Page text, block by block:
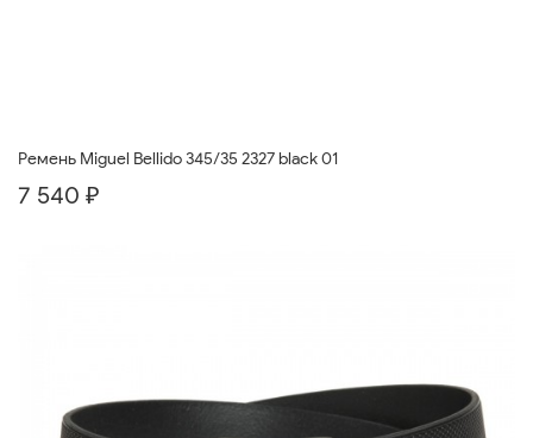
Ремень Miguel Bellido 345/35 2327 black 01
7 540 ₽